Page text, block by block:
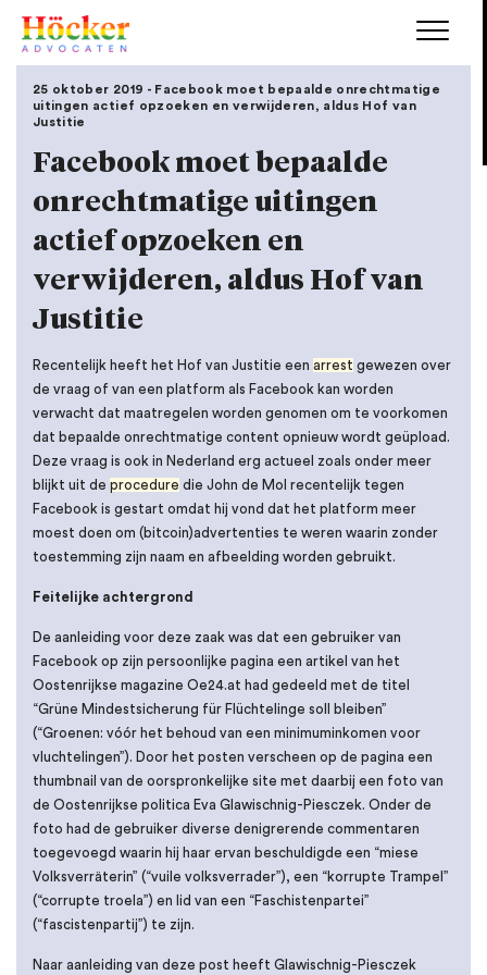
25 oktober 2019 - Facebook moet bepaalde onrechtmatige
uitingen actief opzoeken en verwijderen, aldus Hof van
Justitie
Facebook moet bepaalde
onrechtmatige uitingen
actief opzoeken en
verwijderen, aldus Hof van
Justitie
Recentelijk heeft het Hof van Justitie een arrest gewezen over
de vraag of van een platform als Facebook kan worden
verwacht dat maatregelen worden genomen om te voorkomen
dat bepaalde onrechtmatige content opnieuw wordt geüpload.
Deze vraag is ook in Nederland erg actueel zoals onder meer
blijkt uit de procedure die John de Mol recentelijk tegen
Facebook is gestart omdat hij vond dat het platform meer
moest doen om (bitcoin)advertenties te weren waarin zonder
toestemming zijn naam en afbeelding worden gebruikt.
Feitelijke achtergrond
De aanleiding voor deze zaak was dat een gebruiker van
Facebook op zijn persoonlijke pagina een artikel van het
Oostenrijkse magazine Oe24.at had gedeeld met de titel
“Grüne Mindestsicherung für Flüchtelinge soll bleiben”
(“Groenen: vóór het behoud van een minimuminkomen voor
vluchtelingen”). Door het posten verscheen op de pagina een
thumbnail van de oorspronkelijke site met daarbij een foto van
de Oostenrijkse politica Eva Glawischnig-Piesczek. Onder de
foto had de gebruiker diverse denigrerende commentaren
toegevoegd waarin hij haar ervan beschuldigde een “miese
Volksverräterin” (“vuile volksverrader”), een “korrupte Trampel”
(“corrupte troela”) en lid van een “Faschistenpartei”
(“fascistenpartij”) te zijn.
Naar aanleiding van deze post heeft Glawischnig-Piesczek